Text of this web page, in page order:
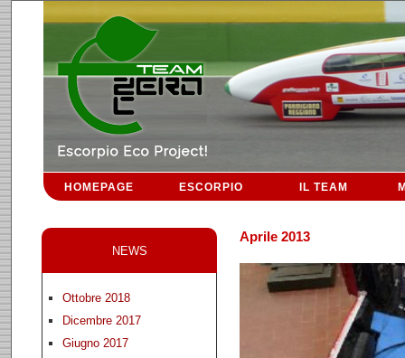
HOMEPAGE ESCORPIO IL TEAM
NEWS
Ottobre 2018
Dicembre 2017
Giugno 2017
Aprile 2013